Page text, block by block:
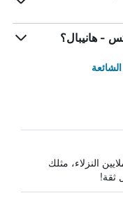
- هانيبال؟
النزلاء، مثلك
ثقة!